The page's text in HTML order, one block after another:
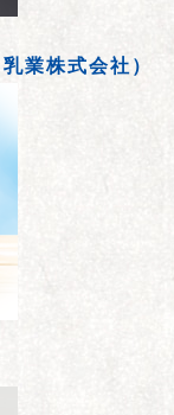
業株式会社）